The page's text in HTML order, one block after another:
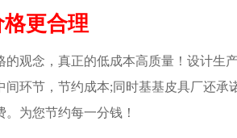
更合理
的观念，真正的低成本高质量！设计生
间环节，节约成本;同时基基皮具厂还承
。为您节约每一分钱！